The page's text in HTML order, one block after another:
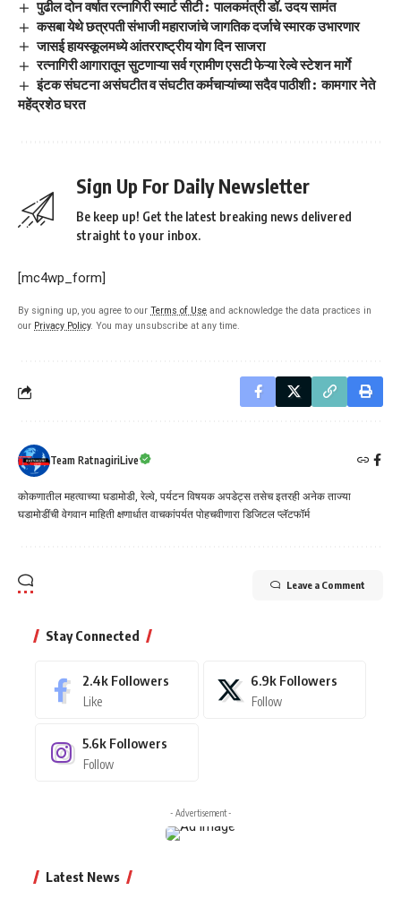
पुढील दोन वर्षात रत्नागिरी स्मार्ट सीटी : पालकमंत्री डॉ. उदय सामंत
कसबा येथे छत्रपती संभाजी महाराजांचे जागतिक दर्जाचे स्मारक उभारणार
जासई हायस्कूलमध्ये आंतरराष्ट्रीय योग दिन साजरा
रत्नागिरी आगारातून सुटणाऱ्या सर्व ग्रामीण एसटी फेऱ्या रेल्वे स्टेशन मार्गे
इंटक संघटना असंघटीत व संघटीत कर्मचाऱ्यांच्या सदैव पाठीशी : कामगार नेते
महेंद्रशेठ घरत
Sign Up For Daily Newsletter
Be keep up! Get the latest breaking news delivered
straight to your inbox.
[mc4wp_form]
By signing up, you agree to our Terms of Use and acknowledge the data practices in
our Privacy Policy. You may unsubscribe at any time.
Team RatnagiriLive
कोकणातील महत्वाच्या घडामोडी, रेल्वे, पर्यटन विषयक अपडेट्स तसेच इतरही अनेक ताज्या
घडामोडींची वेगवान माहिती क्षणार्धात वाचकांपर्यत पोहचवीणारा डिजिटल प्लॅटफॉर्म
Leave a Comment
Stay Connected
2.4k Followers
Like
6.9k Followers
Follow
5.6k Followers
Follow
- Advertisement -
Latest News